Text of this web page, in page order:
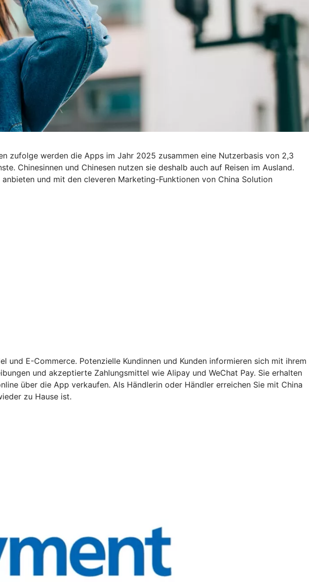
zufolge werden die Apps im Jahr 2025 zusammen eine Nutzerbasis von 2,3
Chinesinnen und Chinesen nutzen sie deshalb auch auf Reisen im Ausland.
und mit den cleveren Marketing-Funktionen von China Solution
E-Commerce. Potenzielle Kundinnen und Kunden informieren sich mit ihrem
und akzeptierte Zahlungsmittel wie Alipay und WeChat Pay. Sie erhalten
über die App verkaufen. Als Händlerin oder Händler erreichen Sie mit China
zu Hause ist.